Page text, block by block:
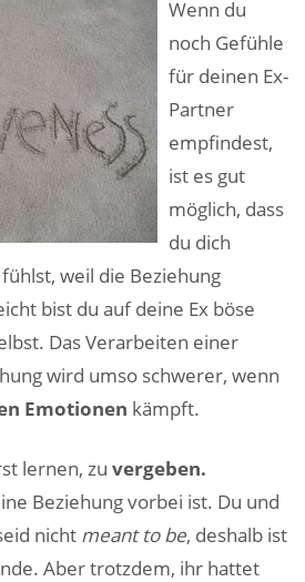
Wenn du
noch Gefühle
für deinen Ex-
Partner
empfindest,
ist es gut
möglich, dass
du dich
weil die Beziehung
bist du auf deine Ex böse
Das Verarbeiten einer
wird umso schwerer, wenn
Emotionen kämpft.
lernen, zu vergeben.
Beziehung vorbei ist. Du und
nicht meant to be, deshalb ist
Aber trotzdem, ihr hattet